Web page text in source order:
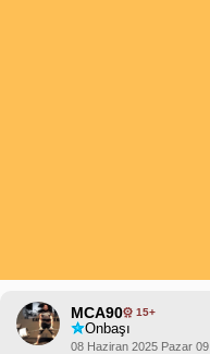
MCA90 15+
Onbaşı
08 Haziran 2025 Pazar